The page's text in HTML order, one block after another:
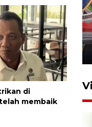
di
membaik
di